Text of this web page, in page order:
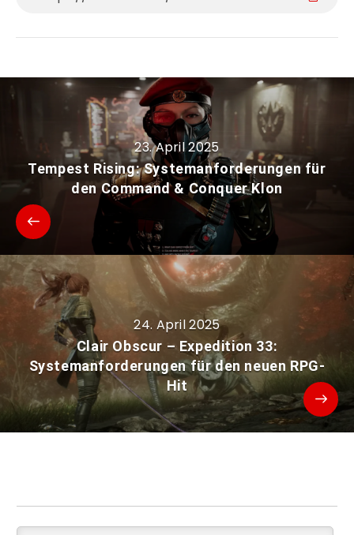
23. April 2025
Tempest Rising: Systemanforderungen für
den Command & Conquer Klon
24. April 2025
Clair Obscur – Expedition 33:
Systemanforderungen für den neuen RPG-
Hit